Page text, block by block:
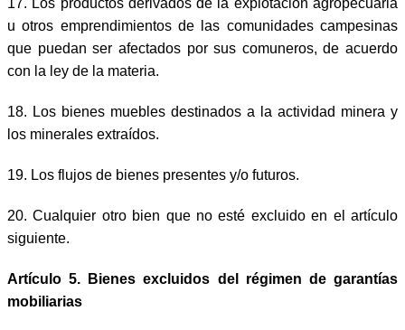
17. Los productos derivados de la explotación agropecuaria
u otros emprendimientos de las comunidades campesinas
que puedan ser afectados por sus comuneros, de acuerdo
con la ley de la materia.
18. Los bienes muebles destinados a la actividad minera y
los minerales extraídos.
19. Los flujos de bienes presentes y/o futuros.
20. Cualquier otro bien que no esté excluido en el artículo
siguiente.
Artículo 5. Bienes excluidos del régimen de garantías
mobiliarias